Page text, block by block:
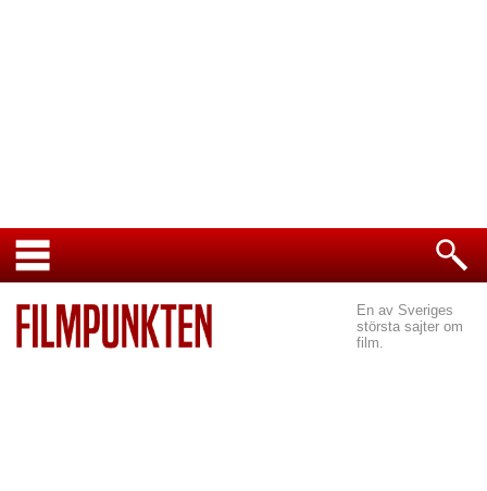
En av Sveriges
största sajter om
film.